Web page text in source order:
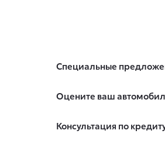
Специальные
Оцените ваш
Консультация по